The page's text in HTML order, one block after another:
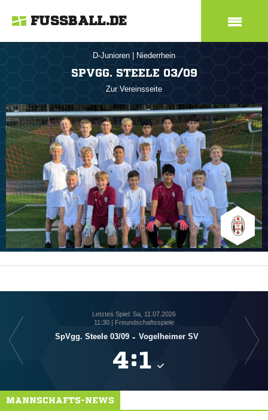
FUSSBALL.DE
D-Junioren Niederrhein
SPVGG. STEELE 03/09
Zur Vereinsseite
Letztes Spiel: Sa, 11.07.2026
11:30 | Freundschaftsspiele
SpVgg. Steele 03/​09 - Vogelheimer SV
:
MANNSCHAFTS-NEWS